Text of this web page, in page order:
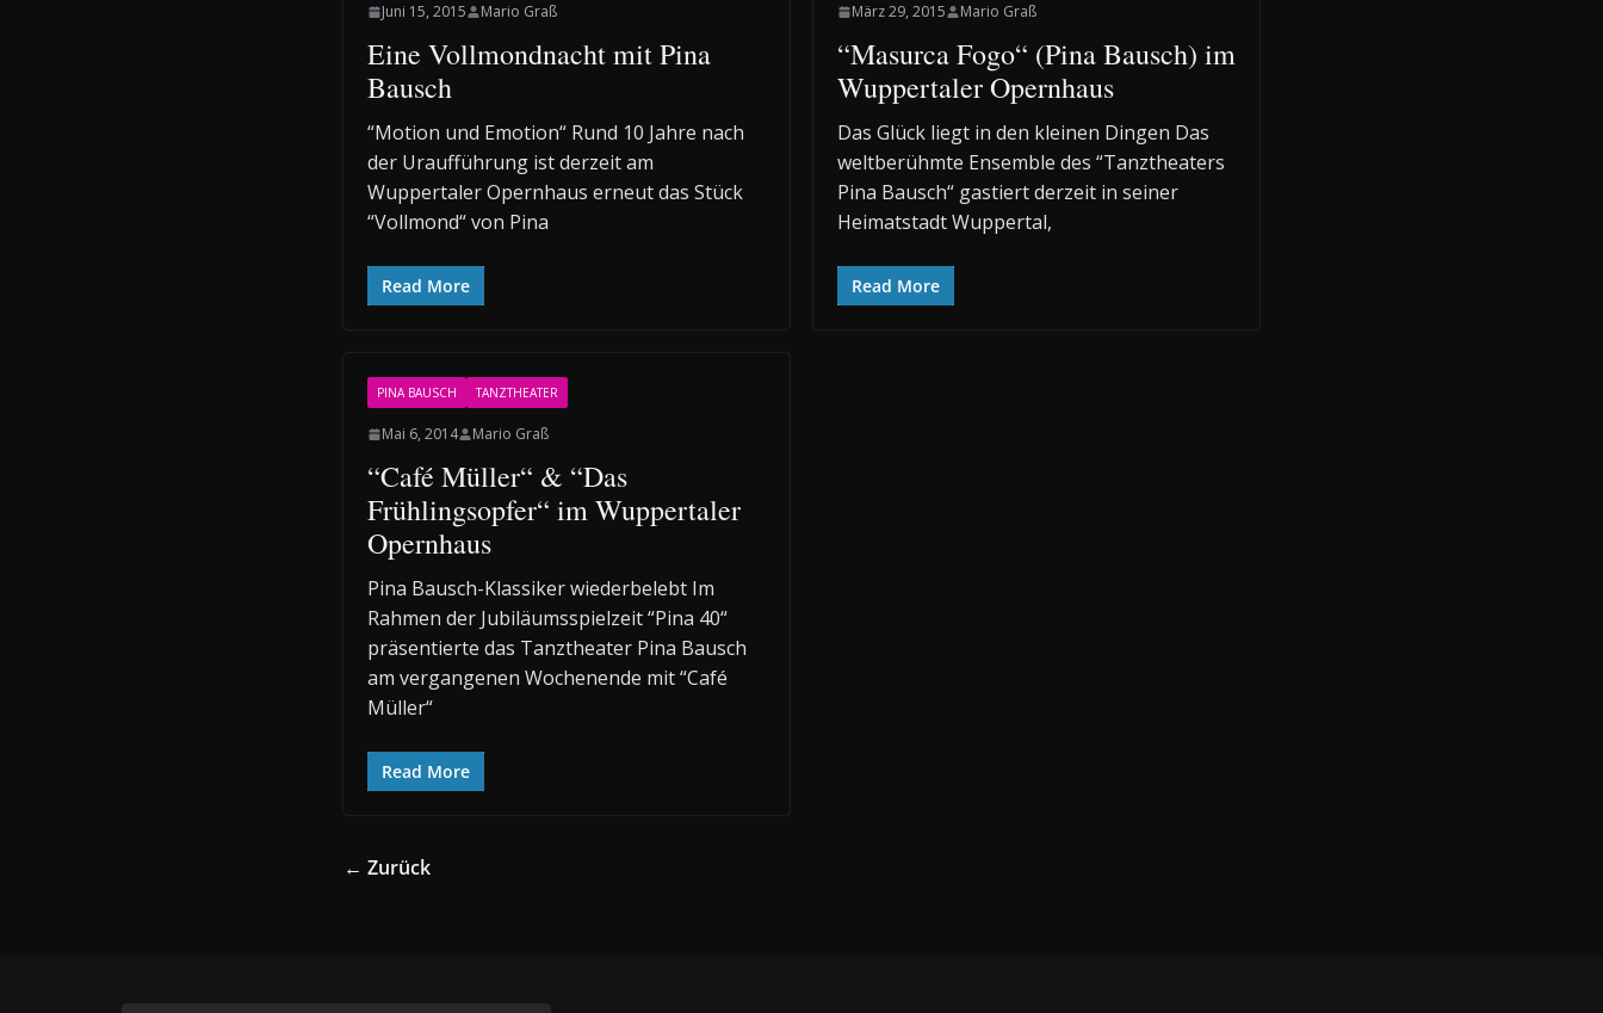
Juni 15, 2015 Mario Graß
Eine Vollmondnacht mit Pina
Bausch
“Motion und Emotion“ Rund 10 Jahre nach
der Uraufführung ist derzeit am
Wuppertaler Opernhaus erneut das Stück
“Vollmond“ von Pina
Read More
März 29, 2015 Mario Graß
“Masurca Fogo“ (Pina Bausch) im
Wuppertaler Opernhaus
Das Glück liegt in den kleinen Dingen Das
weltberühmte Ensemble des “Tanztheaters
Pina Bausch“ gastiert derzeit in seiner
Heimatstadt Wuppertal,
Read More
PINA BAUSCH TANZTHEATER
Mai 6, 2014 Mario Graß
“Café Müller“ & “Das
Frühlingsopfer“ im Wuppertaler
Opernhaus
Pina Bausch-Klassiker wiederbelebt Im
Rahmen der Jubiläumsspielzeit “Pina 40“
präsentierte das Tanztheater Pina Bausch
am vergangenen Wochenende mit “Café
Müller“
Read More
← Zurück